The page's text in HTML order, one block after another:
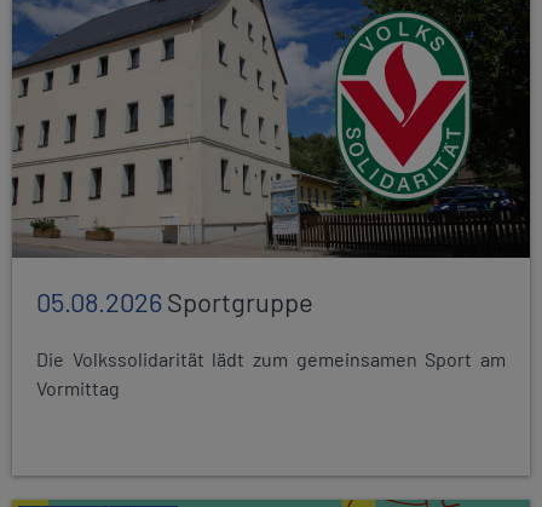
05.08.2026Sportgruppe
Die Volkssolidarität lädt zum gemeinsamen Sport am
Vormittag